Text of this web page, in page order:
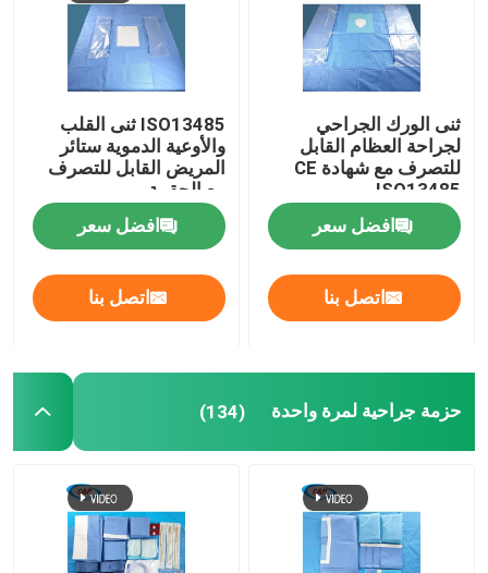
حزمة الستارة لتصوير الأوعية الدموية
قسم جراحية
طقم ولادة الطفل
الستائر الجراحية للأسنان
معدات الحماية الطبية
ثنى الورك الجراحي
لجراحة العظام القابل
للتصرف مع شهادة CE
ISO13485
افضل سعر
اتصل بنا
ISO13485 ثنى القلب
والأوعية الدموية ستائر
المريض القابل للتصرف
مع الحقيبة
افضل سعر
اتصل بنا
حزمة جراحية لمرة واحدة (134)